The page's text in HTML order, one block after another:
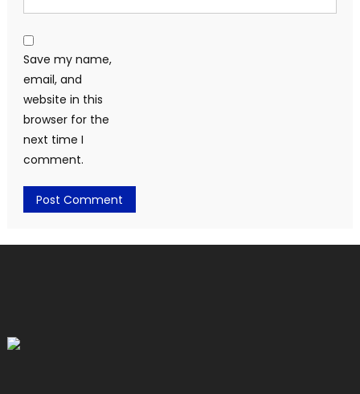
Save my name,
email, and
website in this
browser for the
next time I
comment.